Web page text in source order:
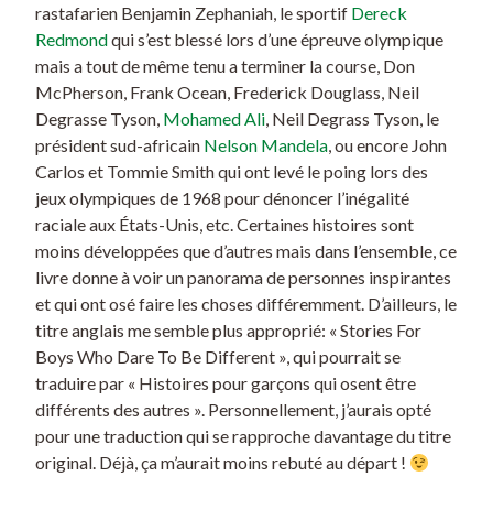
rastafarien Benjamin Zephaniah, le sportif Dereck
Redmondqui s’est blessé lors d’une épreuve olympique
mais a tout de même tenu a terminer la course, Don
McPherson, Frank Ocean, Frederick Douglass, Neil
Degrasse Tyson, Mohamed Ali, Neil Degrass Tyson, le
président sud-africain Nelson Mandela, ou encore John
Carlos et Tommie Smith qui ont levé le poing lors des
jeux olympiques de 1968 pour dénoncer l’inégalité
raciale aux États-Unis, etc. Certaines histoires sont
moins développées que d’autres mais dans l’ensemble, ce
livre donne à voir un panorama de personnes inspirantes
et qui ont osé faire les choses différemment. D’ailleurs, le
titre anglais me semble plus approprié: « Stories For
Boys Who Dare To Be Different », qui pourrait se
traduire par « Histoires pour garçons qui osent être
différents des autres ». Personnellement, j’aurais opté
pour une traduction qui se rapproche davantage du titre
original. Déjà, ça m’aurait moins rebuté au départ !